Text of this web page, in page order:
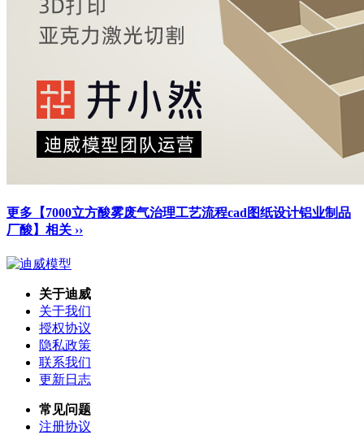
更多【7000立方酸雾废气治理工艺流程cad图纸设计铝业制品
厂酸】相关 ››
关于迪威
关于我们
授权协议
隐私政策
联系我们
更新日志
常见问题
注册协议